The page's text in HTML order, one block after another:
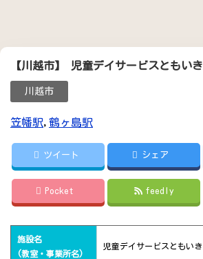
【川越市】 児童デイサービスともいき
川越市
笠幡駅, 鶴ヶ島駅
ツイート シェア
Pocket feedly
施設名
(教室・事業所名)
児童デイサービスともいき